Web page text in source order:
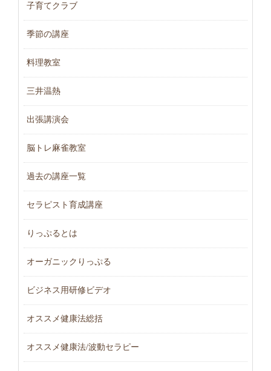
子育てクラブ
季節の講座
料理教室
三井温熱
出張講演会
脳トレ麻雀教室
過去の講座一覧
セラピスト育成講座
りっぷるとは
オーガニックりっぷる
ビジネス用研修ビデオ
オススメ健康法総括
オススメ健康法/波動セラピー